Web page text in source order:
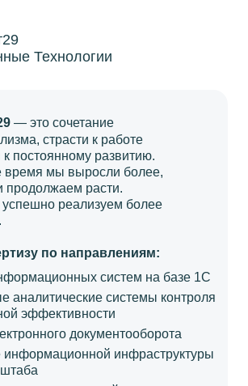
— это сочетание
страсти к работе
постоянному развитию.
время мы выросли более,
продолжаем расти.
реализуем более
по направлениям:
систем на базе 1С
аналитические системы контроля
эффективности
документооборота
информационной инфраструктуры